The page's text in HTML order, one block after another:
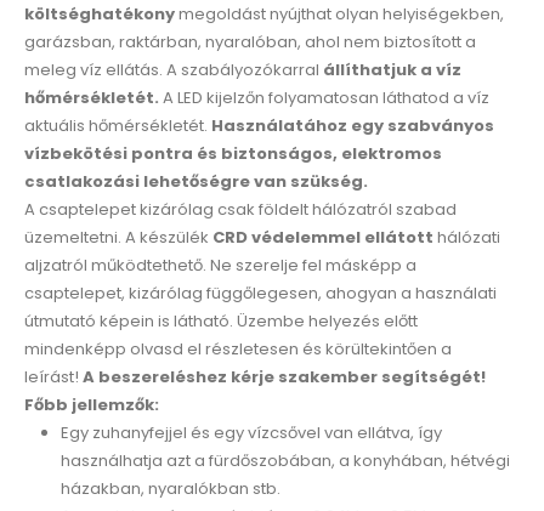
költséghatékonymegoldást nyújthat olyan helyiségekben,
garázsban, raktárban, nyaralóban, ahol nem biztosított a
meleg víz ellátás. A szabályozókarral állíthatjuk a víz
hőmérsékletét. A LED kijelzőn folyamatosan láthatod a víz
aktuális hőmérsékletét. Használatához egy szabványos
vízbekötési pontra és biztonságos, elektromos
csatlakozási lehetőségre van szükség.
A csaptelepet kizárólag csak földelt hálózatról szabad
üzemeltetni. A készülék CRD védelemmel ellátott hálózati
aljzatról működtethető. Ne szerelje fel másképp a
csaptelepet, kizárólag függőlegesen, ahogyan a használati
útmutató képein is látható. Üzembe helyezés előtt
mindenképp olvasd el részletesen és körültekintően a
leírást! A beszereléshez kérje szakember segítségét!
Főbb jellemzők:
Egy zuhanyfejjel és egy vízcsővel van ellátva, így
használhatja azt a fürdőszobában, a konyhában, hétvégi
házakban, nyaralókban stb.